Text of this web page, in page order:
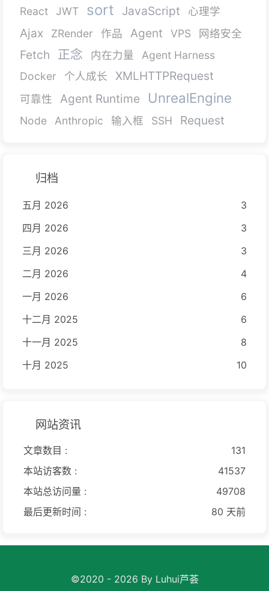
React
JWT sort JavaScript 心理学
Ajax ZRender 作品 Agent VPS 网络安全
Fetch 正念 内在力量
Agent Harness
Docker
个人成长 XMLHTTPRequest
可靠性 Agent Runtime UnrealEngine
Node Anthropic 输入框 SSH Request
归档
五月 2026
3
四月 2026
3
三月 2026
3
二月 2026
4
一月 2026
6
十二月 2025
6
十一月 2025
8
十月 2025
10
网站资讯
文章数目 :
131
本站访客数 :
41537
本站总访问量 :
49708
最后更新时间 :
80 天前
©2020 - 2026 By Luhui芦荟